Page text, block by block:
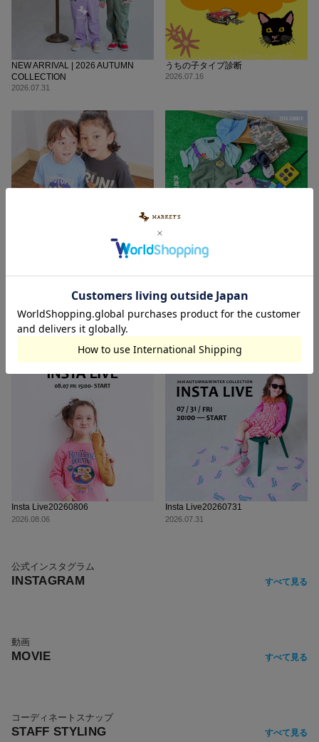
NEW ARRIVAL | 2026 AUTUMN
COLLECTION
2026.07.31
うちの子タイプ診断
2026.07.16
ZOOTOPIA | 2026 Summer collection
OUTDOOR ESSENTIALS｜2026
ニュース
Insta Live20260806
2026.08.06
Insta Live20260731
2026.07.31
公式インスタグラム
INSTAGRAM すべて見る
動画
MOVIE すべて見る
コーディネートスナップ
STAFF STYLING すべて見る